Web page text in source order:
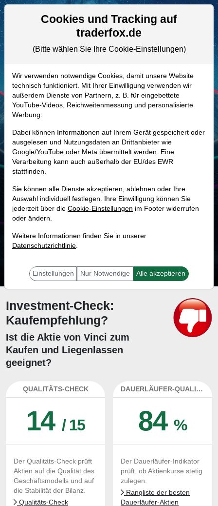
Aktien- und Artikelsuche
867475 | SQU–Vinci Aktie
Realtime-Aktienkurs:
-
-
Marktkapitalisierung 70,01 Mrd. EUR
Unternehmenswert 92,26 Mrd. EUR
MONKEY-TRADER INDIKATOR
64.1 %
Mit 64.1 % Wahrscheinlichkeit wird selbst der unglücklichst agierende Trader
Investment-Check:
Kaufempfehlung?
Ist die Aktie von Vinci zum
Kaufen und Liegenlassen
geeignet?
QUALITÄTS-CHECK
14 / 15
Der Qualitäts-Check prüft
Aktien auf die Qualität des
Geschäftsmodells und auf
die Stabilität der Bilanz.
Qualitäts-Check
DAUERLÄUFER-QUALITÄTEN
84%
Der Dauerläufer-Indikator
prüft, ob Aktienkurse stetig
zulegen.
Rangliste der besten
Dauerläufer-Aktien
Cookies und Tracking auf
traderfox.de
(Bitte wählen Sie Ihre Cookie-Einstellungen)
Wir verwenden notwendige Cookies, damit unsere Website
technisch funktioniert. Mit Ihrer Einwilligung verwenden wir
außerdem Dienste von Partnern, z. B. für eingebettete
YouTube-Videos, Reichweitenmessung und personalisierte
Werbung.
Dabei können Informationen auf Ihrem Gerät gespeichert oder
ausgelesen und Nutzungsdaten an Drittanbieter wie
Google/YouTube oder Meta übermittelt werden. Eine
Verarbeitung kann auch außerhalb der EU/des EWR
stattfinden.
Sie können alle Dienste akzeptieren, ablehnen oder Ihre
Auswahl individuell festlegen. Ihre Einwilligung können Sie
jederzeit über die Cookie-Einstellungen im Footer widerrufen
oder ändern.
Weitere Informationen finden Sie in unserer
Datenschutzrichtlinie.
Einstellungen Nur Notwendige Alle akzeptieren